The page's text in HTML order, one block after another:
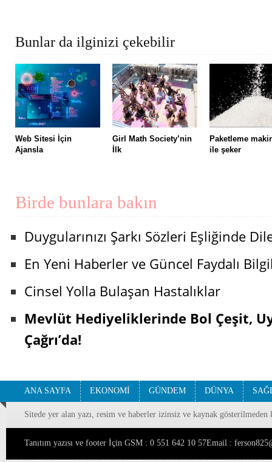
Bunlar da ilginizi çekebilir
Web Sitesi İçin
Ajansla
Girl Math Society’nin
İlk
Paketleme
ile şeker
Birde bunlara bakın
Duygularınızı Şarkı Sözleri Eşliğinde
En Yeni Haberler ve Güncel Faydalı
Cinsel Yolla Bulaşan Hastalıklar
Mevlüt Hediyeliklerinde Bol Çeşit,
Çağrı’da!
ANA SAYFA EKONOMİ GÜNDEM DÜNYA
Sitede yer alan yazı, resim ve haberler izinsiz ve kaynak gösterilmeden
Tanıtım yazısı ve footer İçin GSM : 0 551 642 10 57Email :